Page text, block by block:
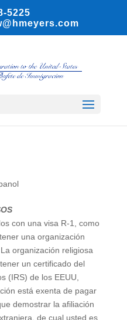
5225
con una visa R-1, como
una organización
organización religiosa
un certificado del
(IRS) de los EEUU,
está exenta de pagar
demostrar la afiliación
de cual usted es